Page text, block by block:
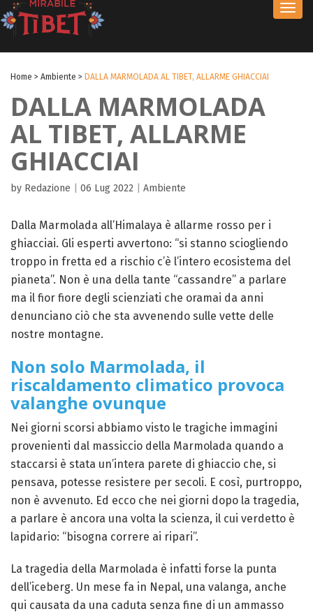
Home > Ambiente > DALLA MARMOLADA AL TIBET, ALLARME GHIACCIAI
DALLA MARMOLADA
AL TIBET, ALLARME
GHIACCIAI
by Redazione 06 Lug 2022 Ambiente
Dalla Marmolada all’Himalaya è allarme rosso per i
ghiacciai. Gli esperti avvertono: “si stanno sciogliendo
troppo in fretta ed a rischio c’è l’intero ecosistema del
pianeta”. Non è una della tante “cassandre” a parlare
ma il fior fiore degli scienziati che oramai da anni
denunciano ciò che sta avvenendo sulle vette delle
nostre montagne.
Non solo Marmolada, il
riscaldamento climatico provoca
valanghe ovunque
Nei giorni scorsi abbiamo visto le tragiche immagini
provenienti dal massiccio della Marmolada quando a
staccarsi è stata un’intera parete di ghiaccio che, si
pensava, potesse resistere per secoli. E così, purtroppo,
non è avvenuto. Ed ecco che nei giorni dopo la tragedia,
a parlare è ancora una volta la scienza, il cui verdetto è
lapidario: “bisogna correre ai ripari”.
La tragedia della Marmolada è infatti forse la punta
dell’iceberg. Un mese fa in Nepal, una valanga, anche
qui causata da una caduta senza fine di un ammasso